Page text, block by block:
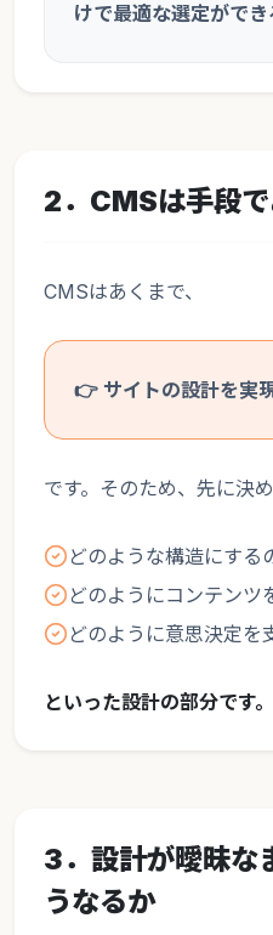
けで最適な選定ができ
2．CMSは手段
CMSはあくまで、
👉 サイトの設計を実
です。そのため、先に決
どのような構造にする
どのようにコンテンツ
どのように意思決定を
といった設計の部分です。
3．設計が曖昧な
うなるか